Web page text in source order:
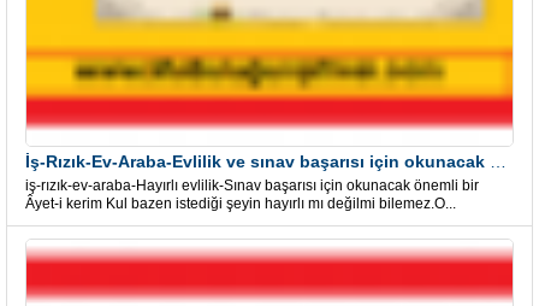
iş-rızık-ev-araba-Hayırlı evlilik-Sınav başarısı için okunacak önemli bir
Âyet-i kerim Kul bazen istediği şeyin hayırlı mı değilmi bilemez.O...